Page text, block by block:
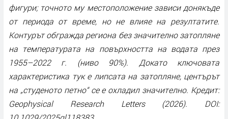
фигури; точното му местоположение зависи донякъде
от периода от време, но не влияе на резултатите.
Контурът обгражда региона без значително затопляне
на температурата на повърхността на водата през
1955–2022 г. (ниво 90%). Докато ключовата
характеристика тук е липсата на затопляне, центърът
на „студеното петно“ се е охладил значително. Кредит:
Geophysical Research Letters (2026). DOI: